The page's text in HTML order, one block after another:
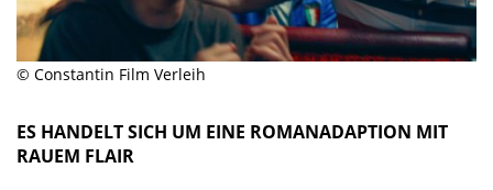
© Constantin Film Verleih
ES HANDELT SICH UM EINE ROMANADAPTION MIT
RAUEM FLAIR